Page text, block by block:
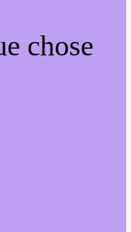
chose